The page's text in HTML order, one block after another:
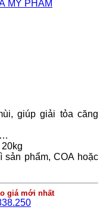
MỸ PHẨM
giúp giải tỏa căng
sản phẩm, COA hoặc
giá mới nhất